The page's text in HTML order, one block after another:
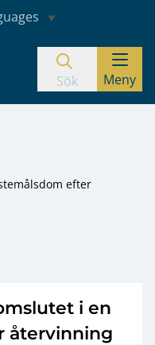
Sök Meny
efter
i en
återvinning